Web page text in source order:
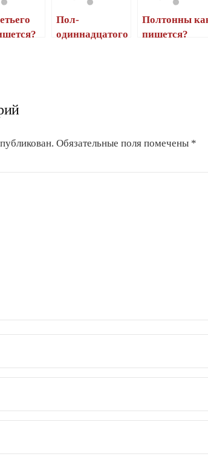
Пол-
одиннадцатого
Полтонны
пишется?
Обязательные поля помечены *